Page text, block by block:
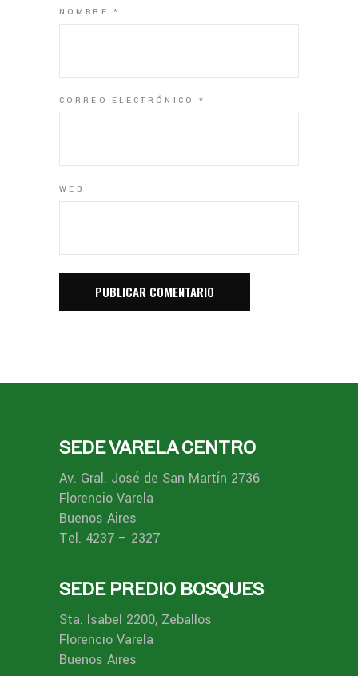
NOMBRE*
CORREO ELECTRÓNICO *
WEB
SEDE VARELA CENTRO
Av. Gral. José de San Martín 2736
Florencio Varela
Buenos Aires
Tel. 4237 – 2327
SEDE PREDIO BOSQUES
Sta. Isabel 2200, Zeballos
Florencio Varela
Buenos Aires